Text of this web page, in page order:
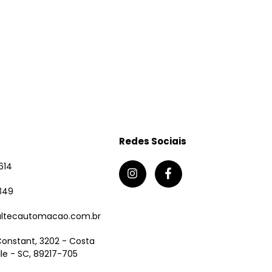
3202 - Costa
- SC, 89217-705
Redes Sociais